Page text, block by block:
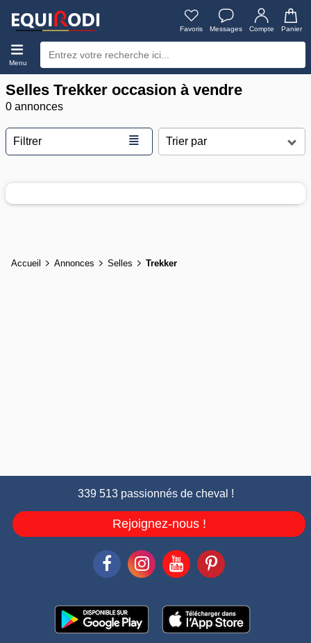
Favoris Messages Compte Panier
Menu
Selles Trekker occasion à vendre
0 annonces
Filtrer ≣
Accueil Annonces Selles Trekker
339 513 passionnés de cheval !
Rejoignez-nous !